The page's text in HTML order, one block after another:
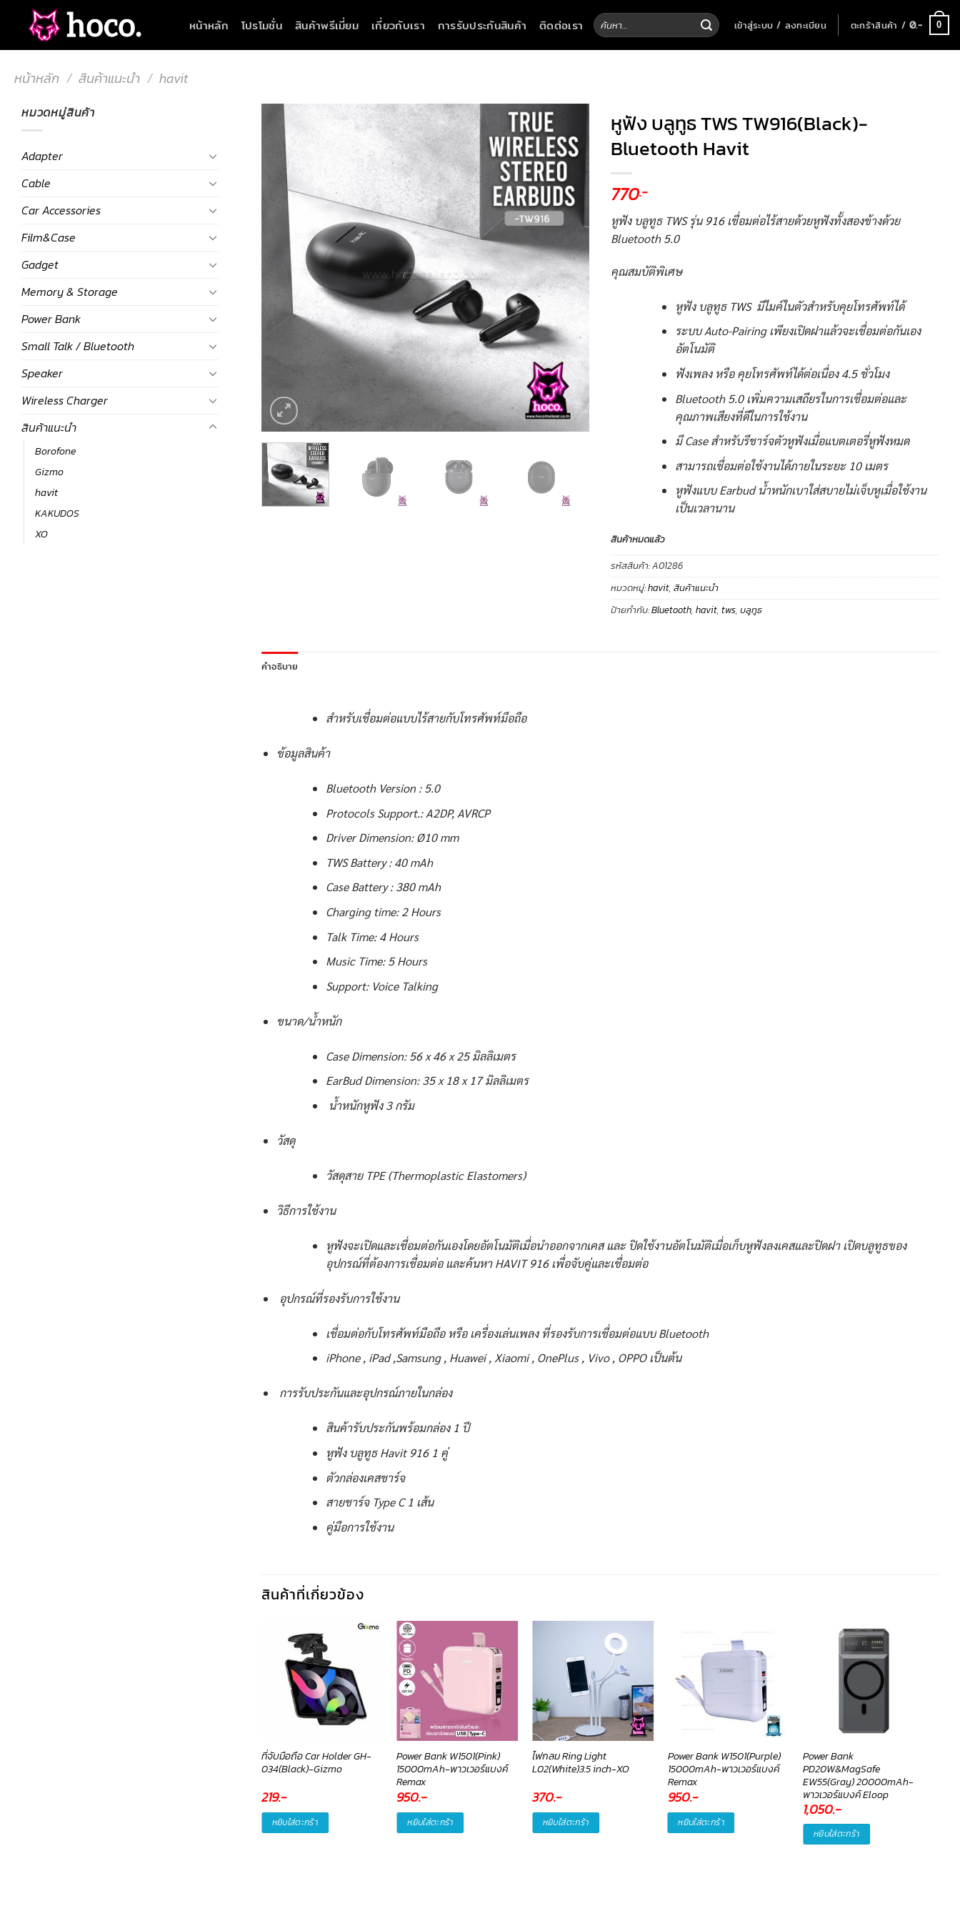
content
หน้าหลัก โปรโมชั่น สินค้าพรีเมี่ยม เกี่ยวกับเรา การรับประกันสินค้า ติดต่อเรา ค้นหา: เข้าสู่ระบบ / ลงทะเบียน ตะกร้าสินค้า /0.- 0
หน้าหลัก / สินค้าแนะนำ / havit
หมวดหมู่สินค้า
Adapter
Cable
Car Accessories
Film&Case
Gadget
Memory & Storage
Power Bank
Small Talk / Bluetooth
Speaker
Wireless Charger
สินค้าแนะนำ
Borofone
Gizmo
havit
KAKUDOS
XO
หูฟัง บลูทูธ TWS TW916(Black)-
Bluetooth Havit
770.-
หูฟัง บลูทูธ TWS รุ่น 916 เชื่อมต่อไร้สายด้วยหูฟังทั้งสองข้างด้วย
Bluetooth 5.0
คุณสมบัติพิเศษ
หูฟัง บลูทูธ TWS มีไมค์ในตัวสำหรับคุยโทรศัพท์ได้
ระบบ Auto-Pairing เพียงเปิดฝาแล้วจะเชื่อมต่อกันเอง
อัตโนมัติ
ฟังเพลง หรือ คุยโทรศัพท์ได้ต่อเนื่อง 4.5 ชั่วโมง
Bluetooth 5.0 เพิ่มความเสถียรในการเชื่อมต่อและ
คุณภาพเสียงที่ดีในการใช้งาน
มี Case สำหรับรีชาร์จตัวหูฟังเมื่อแบตเตอรี่หูฟังหมด
สามารถเชื่อมต่อใช้งานได้ภายในระยะ 10 เมตร
หูฟังแบบ Earbud น้ำหนักเบาใส่สบายไม่เจ็บหูเมื่อใช้งาน
เป็นเวลานาน
สินค้าหมดแล้ว
รหัสสินค้า:A01286
หมวดหมู่:havit, สินค้าแนะนำ
ป้ายกำกับ:Bluetooth, havit, tws, บลูทูธ
คำอธิบาย
สำหรับเชื่อมต่อแบบไร้สายกับโทรศัพท์มือถือ
ข้อมูลสินค้า
Bluetooth Version : 5.0
Protocols Support.: A2DP, AVRCP
Driver Dimension: Ø10 mm
TWS Battery : 40 mAh
Case Battery : 380 mAh
Charging time: 2 Hours
Talk Time: 4 Hours
Music Time: 5 Hours
Support: Voice Talking
ขนาด/น้ำหนัก
Case Dimension: 56 x 46 x 25 มิลลิเมตร
EarBud Dimension: 35 x 18 x 17 มิลลิเมตร
น้ำหนักหูฟัง 3 กรัม
วัสดุ
วัสดุสาย TPE (Thermoplastic Elastomers)
วิธีการใช้งาน
หูฟังจะเปิดและเชื่อมต่อกันเองโดยอัตโนมัติเมื่อนำออกจากเคส และ ปิดใช้งานอัตโนมัติเมื่อเก็บหูฟังลงเคสและปิดฝา เปิดบลูทูธของ
อุปกรณ์ที่ต้องการเชื่อมต่อ และค้นหา HAVIT 916 เพื่อจับคู่และเชื่อมต่อ
อุปกรณ์ที่รองรับการใช้งาน
เชื่อมต่อกับโทรศัพท์มือถือ หรือ เครื่องเล่นเพลง ที่รองรับการเชื่อมต่อแบบ Bluetooth
iPhone , iPad ,Samsung , Huawei , Xiaomi , OnePlus , Vivo , OPPO เป็นต้น
การรับประกันและอุปกรณ์ภายในกล่อง
สินค้ารับประกันพร้อมกล่อง 1 ปี
หูฟัง บลูทูธ Havit 916 1 คู่
ตัวกล่องเคสชาร์จ
สายชาร์จ Type C 1 เส้น
คู่มือการใช้งาน
สินค้าที่เกี่ยวข้อง
ที่จับมือถือ Car Holder GH-
034(Black)-Gizmo
219.-
หยิบใส่ตะกร้า
Power Bank W1501(Pink)
15000mAh-พาวเวอร์แบงค์
Remax
950.-
หยิบใส่ตะกร้า
ไฟกลม Ring Light
L02(White)3.5 inch-XO
370.-
หยิบใส่ตะกร้า
Power Bank W1501(Purple)
15000mAh-พาวเวอร์แบงค์
Remax
950.-
หยิบใส่ตะกร้า
Power Bank
PD20W&MagSafe
EW55(Gray) 20000mAh-
พาวเวอร์แบงค์ Eloop
1,050.-
หยิบใส่ตะกร้า